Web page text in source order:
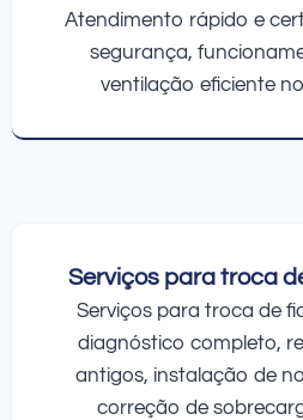
Atendimento rápido e
segurança,
ventilação eficiente
Serviços para troca
Serviços para troca de
diagnóstico completo,
antigos, instalação de
correção de